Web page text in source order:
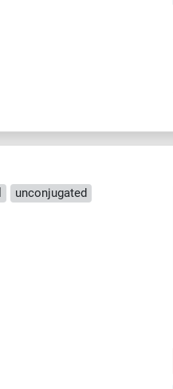
unconjugated